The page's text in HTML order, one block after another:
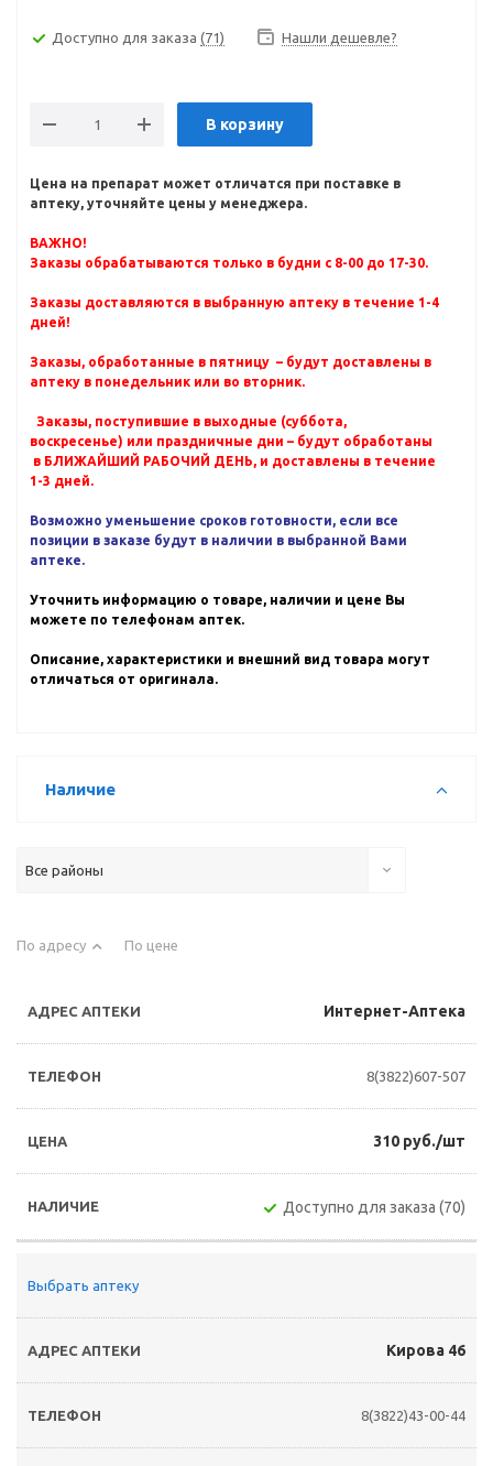
Доступно для заказа (71) Нашли дешевле?
В корзину
Цена на препарат может отличатся при поставке в
аптеку, уточняйте цены у менеджера.
ВАЖНО!
Заказы обрабатываются только в будни с 8-00 до 17-30.
Заказы доставляются в выбранную аптеку в течение 1-4
дней!
Заказы, обработанные в пятницу – будут доставлены в
аптеку в понедельник или во вторник.
Заказы, поступившие в выходные (суббота,
воскресенье) или праздничные дни – будут обработаны
в БЛИЖАЙШИЙ РАБОЧИЙ ДЕНЬ, и доставлены в течение
1-3 дней.
Возможно уменьшение сроков готовности, если все
позиции в заказе будут в наличии в выбранной Вами
аптеке.
Уточнить информацию о товаре, наличии и цене Вы
можете по телефонам аптек.
Описание, характеристики и внешний вид товара могут
отличаться от оригинала.
Наличие
Все районы
По адресу По цене
Интернет-Аптека
8(3822)607-507
310 руб./шт
Доступно для заказа (70)
Выбрать аптеку
Кирова 46
8(3822)43-00-44